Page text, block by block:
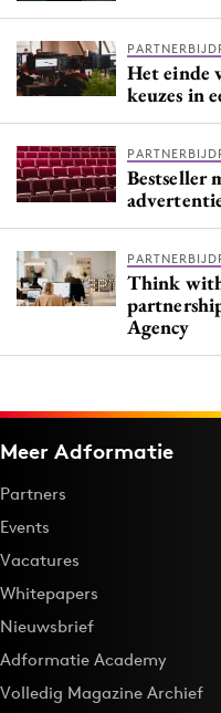
Het einde
keuzes in
Bestseller
Think with
Agency
Meer Adformatie
Partners
Events
Vacatures
Whitepapers
Nieuwsbrief
Adformatie Academy
Volledig Magazine Archief